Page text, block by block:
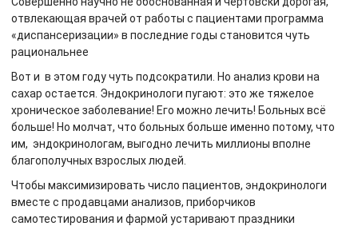
отвлекающая врачей от работы с пациентами программа
«диспансеризации» в последние годы становится чуть
рациональнее
Вот и в этом году чуть подсократили. Но анализ крови на
сахар остается. Эндокринологи пугают: это же тяжелое
хроническое заболевание! Его можно лечить! Больных всё
больше! Но молчат, что больных больше именно потому, что
им, эндокринологам, выгодно лечить миллионы вполне
благополучных взрослых людей.
Чтобы максимизировать число пациентов, эндокринологи
вместе с продавцами анализов, приборчиков
самотестирования и фармой устаривают праздники